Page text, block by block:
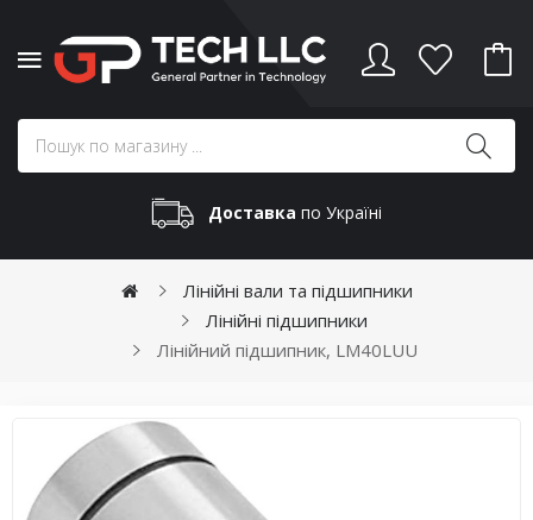
Доставка по Україні
Лінійні вали та підшипники
Лінійні підшипники
Лінійний підшипник, LM40LUU